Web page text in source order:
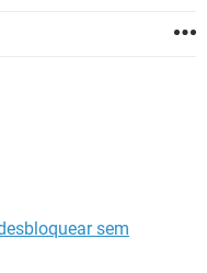
sem